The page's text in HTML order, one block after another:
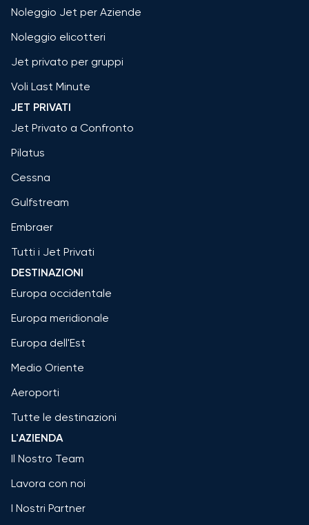
Noleggio Jet per Aziende
Noleggio elicotteri
Jet privato per gruppi
Voli Last Minute
JET PRIVATI
Jet Privato a Confronto
Pilatus
Cessna
Gulfstream
Embraer
Tutti i Jet Privati
DESTINAZIONI
Europa occidentale
Europa meridionale
Europa dell'Est
Medio Oriente
Aeroporti
Tutte le destinazioni
L'AZIENDA
Il Nostro Team
Lavora con noi
I Nostri Partner